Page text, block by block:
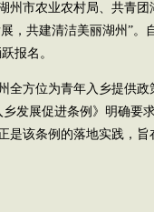
市农业农村局、共青团
，共建清洁美丽湖州”。
报名。
方位为青年入乡提供政
发展促进条例》明确要
是该条例的落地实践，旨